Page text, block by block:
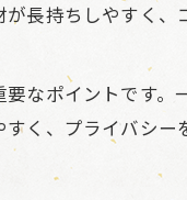
長持ちしやすく
要なポイントです
く、プライバシ